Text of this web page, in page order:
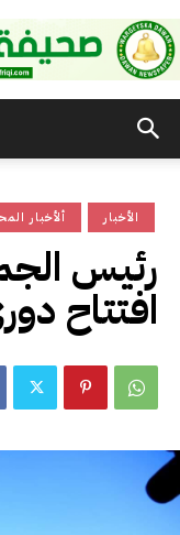
ألأخبار الأخبار
رئيس
افتتاح